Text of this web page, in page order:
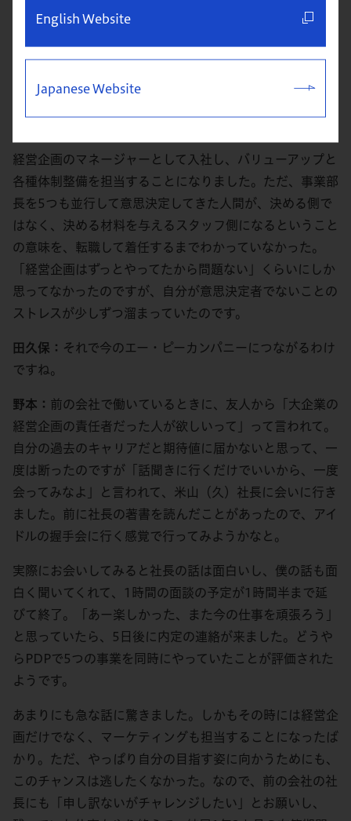
English Website
Japanese Website
に到達する前は結構カオスだった」という話を聞いたこと
見ておいたほうがいいと考えました。2つ目はファンドの
投資案件だったから、3つ目が上場も視野に入れた基盤整
経営企画のマネージャーとして入社し、バリューアップと
各種体制整備を担当することになりました。ただ、事業部
長を5つも並行して意思決定してきた人間が、決める側で
はなく、決める材料を与えるスタッフ側になるということ
の意味を、転職して着任するまでわかっていなかった。
「経営企画はずっとやってたから問題ない」くらいにしか
思ってなかったのですが、自分が意思決定者でないことの
ストレスが少しずつ溜まっていたのです。
田久保： それで今のエー・ピーカンパニーにつながるわけ
ですね。
野本： 前の会社で働いているときに、友人から「大企業の
経営企画の責任者だった人が欲しいって」って言われて。
自分の過去のキャリアだと期待値に届かないと思って、一
度は断ったのですが「話聞きに行くだけでいいから、一度
会ってみなよ」と言われて、米山（久）社長に会いに行き
ました。前に社長の著書を読んだことがあったので、アイ
ドルの握手会に行く感覚で行ってみようかなと。
実際にお会いしてみると社長の話は面白いし、僕の話も面
白く聞いてくれて、1時間の面談の予定が1時間半まで延
びて終了。「あー楽しかった、また今の仕事を頑張ろう」
と思っていたら、5日後に内定の連絡が来ました。どうや
らPDPで5つの事業を同時にやっていたことが評価された
ようです。
あまりにも急な話に驚きました。しかもその時には経営企
画だけでなく、マーケティングも担当することになったば
かり。ただ、やっぱり自分の目指す姿に向かうためにも、
このチャンスは逃したくなかった。なので、前の会社の社
長にも「申し訳ないがチャレンジしたい」とお願いし、